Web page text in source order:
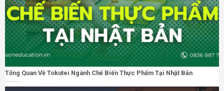
Tổng Quan Về Tokutei Ngành Chế Biến Thực Phẩm Tại Nhật Bản